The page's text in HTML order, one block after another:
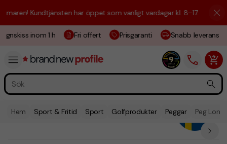
Kundtjänsten har öppet som vanligt vardagar kl. 8–17. ☀️ Vi är
inom 1 h Fri offert Prisgaranti Snabb leverans
Hem Sport & Fritid Sport Golfprodukter Peggar Peg